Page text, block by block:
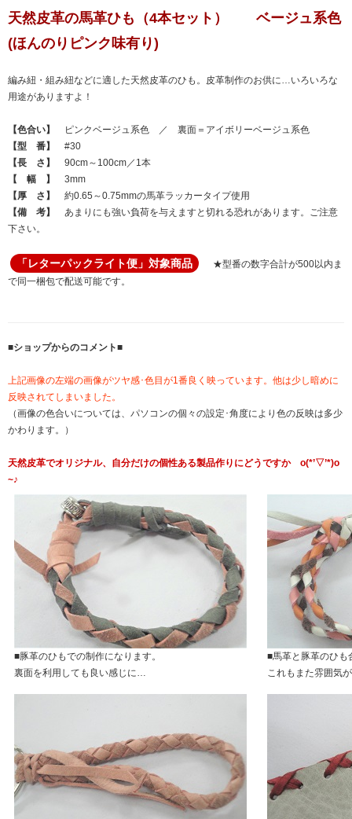
天然皮革の馬革ひも（4本セット） ベージュ系色
(ほんのりピンク味有り)
編み紐・組み紐などに適した天然皮革のひも。皮革制作のお供に…いろいろな
用途がありますよ！
【色合い】
ピンクベージュ系色 ／ 裏面＝アイボリーベージュ系色
【型 番】
#30
【長 さ】
90cm～100cm／1本
【 幅 】
3mm
【厚 さ】
約0.65～0.75mmの馬革ラッカータイプ使用
【備 考】
あまりにも強い負荷を与えますと切れる恐れがあります。ご注意
下さい。
「レターパックライト便」対象商品
★型番の数字合計が500以内ま
で同一梱包で配送可能です。
■ショップからのコメント■
上記画像の左端の画像がツヤ感･色目が1番良く映っています。他は少し暗めに
反映されてしまいました。
（画像の色合いについては、パソコンの個々の設定･角度により色の反映は多少
かわります。）
天然皮革でオリジナル、自分だけの個性ある製品作りにどうですか o(*’▽’*)o
~♪
■豚革のひもでの制作になります。
裏面を利用しても良い感じに…
■馬革と豚革のひも
これもまた雰囲気